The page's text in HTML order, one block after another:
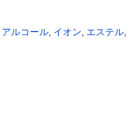
アルコール, イオン, エステル,